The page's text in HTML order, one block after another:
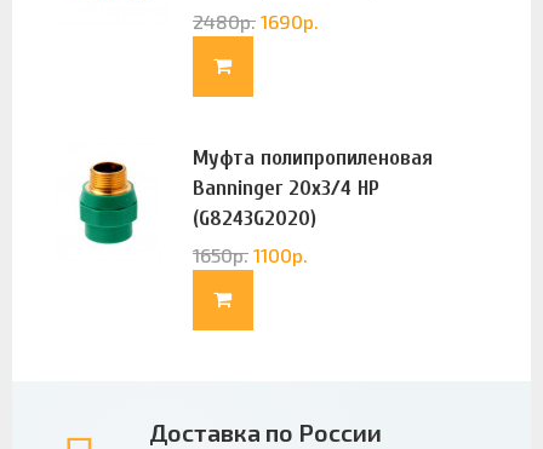
2480р. 1690р.
Муфта полипропиленовая
Banninger 20х3/4 НР
(G8243G2020)
1650р. 1100р.
Доставка по России